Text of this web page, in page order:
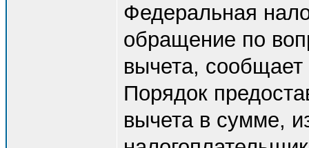
Федеральная
обращение по
вычета,
Порядок
вычета в сумме,